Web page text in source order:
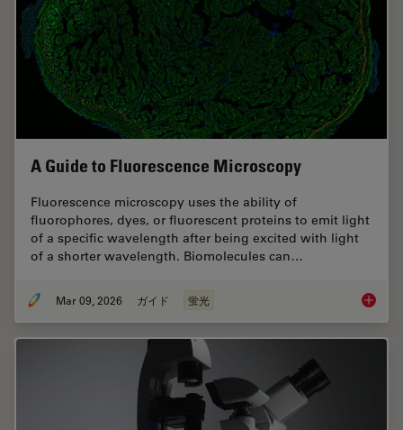
A Guide to Fluorescence Microscopy
Fluorescence microscopy uses the ability of
fluorophores, dyes, or fluorescent proteins to emit light
of a specific wavelength after being excited with light
of a shorter wavelength. Biomolecules can…
Mar 09, 2026 ガイド 蛍光 A